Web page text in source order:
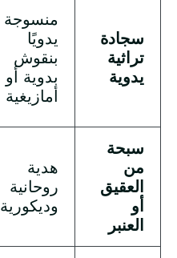
سجادة
تراثية
يدوية
منسوجة
يدويًا
بنقوش
بدوية أو
أمازيغية
سبحة
من
العقيق
أو
العنبر
هدية
روحانية
وديكورية